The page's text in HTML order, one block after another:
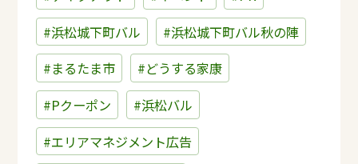
#浜松城下町バル
#浜松城下町バル秋の陣
#まるたま市
#どうする家康
#Pクーポン
#浜松バル
#エリアマネジメント広告